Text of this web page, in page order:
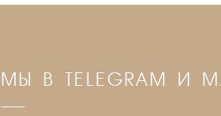
МЫ В TELEGRAM И